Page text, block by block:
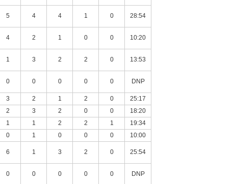
5 4 4 1 0 28:54
4 2 1 0 0 10:20
1 3 2 2 0 13:53
0 0 0 0 0 DNP
3 2 1 2 0
25:17
2 3 2 0 0
18:20
1 1 2 2 1
19:34
0 1 0 0 0 10:00
6 1 3 2 0 25:54
0 0 0 0 0 DNP